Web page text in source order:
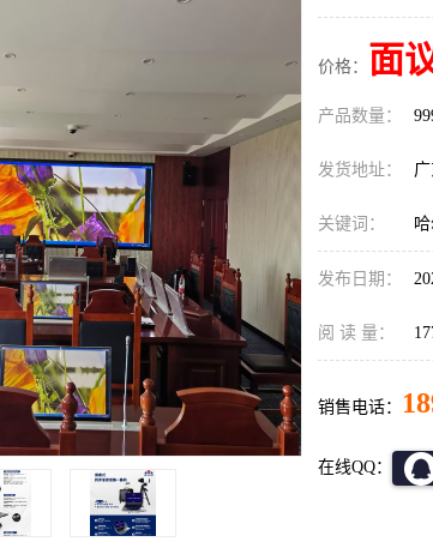
价格： 面
产品数量：
发货地址：
关键词：
发布日期：
阅 读 量：
销售电话：
在线QQ：